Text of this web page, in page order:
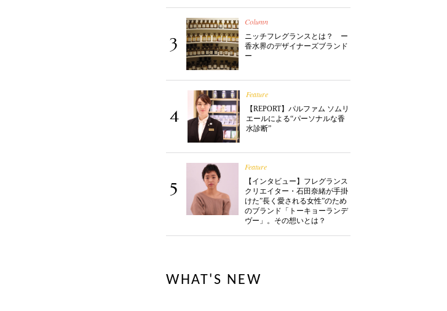
3
Column
ニッチフレグランスとは？ ー
香水界のデザイナーズブランド
ー
4
Feature
【REPORT】パルファム ソムリ
エールによる“パーソナルな香
水診断”
5
Feature
【インタビュー】フレグランス
クリエイター・石田奈緒が手掛
けた”長く愛される女性”のため
のブランド「トーキョーランデ
ヴー」。その想いとは？
WHAT'S NEW